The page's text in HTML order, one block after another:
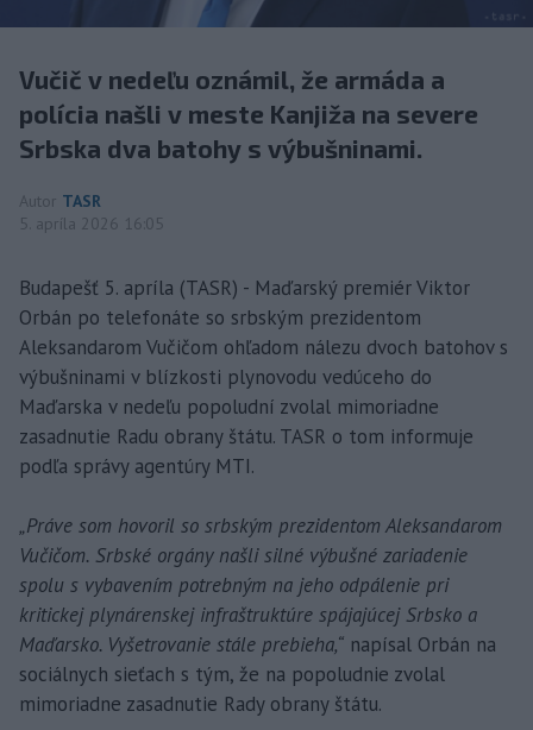
Vučič v nedeľu oznámil, že armáda a
polícia našli v meste Kanjiža na severe
Srbska dva batohy s výbušninami.
Autor TASR
5. apríla 2026 16:05
Budapešť 5. apríla (TASR) - Maďarský premiér Viktor
Orbán po telefonáte so srbským prezidentom
Aleksandarom Vučičom ohľadom nálezu dvoch batohov s
výbušninami v blízkosti plynovodu vedúceho do
Maďarska v nedeľu popoludní zvolal mimoriadne
zasadnutie Radu obrany štátu. TASR o tom informuje
podľa správy agentúry MTI.
„Práve som hovoril so srbským prezidentom Aleksandarom
Vučičom. Srbské orgány našli silné výbušné zariadenie
spolu s vybavením potrebným na jeho odpálenie pri
kritickej plynárenskej infraštruktúre spájajúcej Srbsko a
Maďarsko. Vyšetrovanie stále prebieha,“ napísal Orbán na
sociálnych sieťach s tým, že na popoludnie zvolal
mimoriadne zasadnutie Rady obrany štátu.